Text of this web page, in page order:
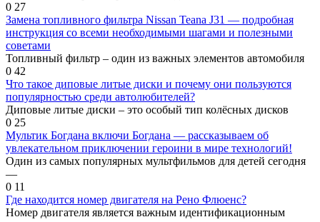
0 27
Замена топливного фильтра Nissan Teana J31 — подробная
инструкция со всеми необходимыми шагами и полезными
советами
Топливный фильтр – один из важных элементов автомобиля
0 42
Что такое диповые литые диски и почему они пользуются
популярностью среди автолюбителей?
Диповые литые диски – это особый тип колёсных дисков
0 25
Мультик Богдана включи Богдана — рассказываем об
увлекательном приключении героини в мире технологий!
Один из самых популярных мультфильмов для детей сегодня
—
0 11
Где находится номер двигателя на Рено Флюенс?
Номер двигателя является важным идентификационным